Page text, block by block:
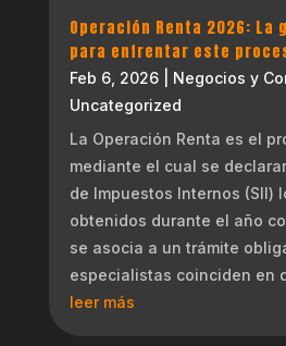
Operación Renta 2026:
para enfrentar este
Feb 6, 2026| Negocios y
Uncategorized
La Operación Renta es el
mediante el cual se
de Impuestos Internos (SII)
obtenidos durante el año
se asocia a un trámite
especialistas coinciden en
leer más